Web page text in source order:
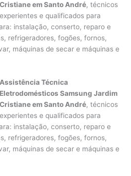
Cristiane em Santo André, técnicos
experientes e qualificados para
instalação, conserto, reparo e
refrigeradores, fogões, fornos,
máquinas de secar e máquinas e
Assistência Técnica
Eletrodomésticos Samsung Jardim
Cristiane em Santo André, técnicos
experientes e qualificados para
instalação, conserto, reparo e
refrigeradores, fogões, fornos,
máquinas de secar e máquinas e